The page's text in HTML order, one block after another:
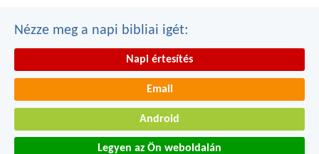
Nézze meg a napi bibliai igét:
Napi értesítés
Email
Android
Legyen az Ön weboldalán